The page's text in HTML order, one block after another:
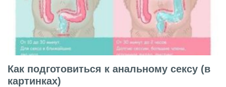
Как подготовиться к анальному сексу (в
картинках)